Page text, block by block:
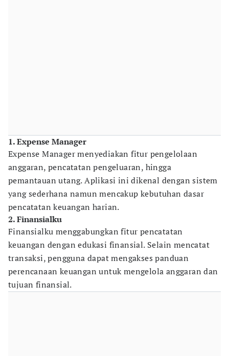
1. Expense Manager
Expense Manager menyediakan fitur pengelolaan
anggaran, pencatatan pengeluaran, hingga
pemantauan utang. Aplikasi ini dikenal dengan sistem
yang sederhana namun mencakup kebutuhan dasar
pencatatan keuangan harian.
2. Finansialku
Finansialku menggabungkan fitur pencatatan
keuangan dengan edukasi finansial. Selain mencatat
transaksi, pengguna dapat mengakses panduan
perencanaan keuangan untuk mengelola anggaran dan
tujuan finansial.